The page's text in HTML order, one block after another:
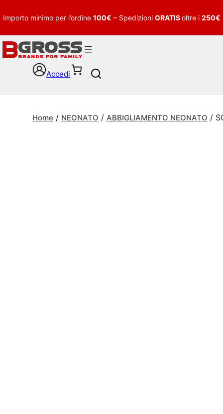
Importo minimo per l’ordine 100€ – Spedizioni GRATISoltre i 250€
Accedi
c
Home / NEONATO / ABBIGLIAMENTO NEONATO /